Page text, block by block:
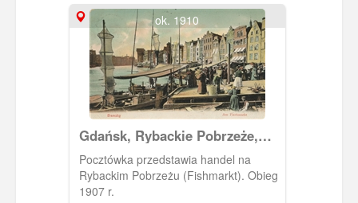
ok. 1910
Gdańsk, Rybackie Pobrzeże,
Fischmarkt.
Pocztówka przedstawia handel na
Rybackim Pobrzeżu (Fishmarkt). Obieg
1907 r.